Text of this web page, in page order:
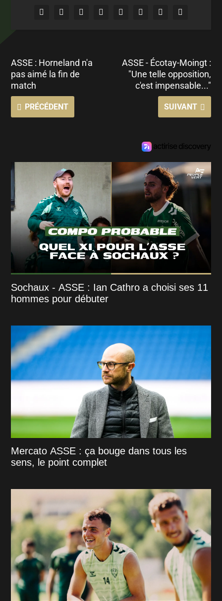
ASSE : Horneland n'a
pas aimé la fin de
match
PRÉCÉDENT
ASSE - Écotay-Moingt :
"Une telle opposition,
c'est impensable..."
SUIVANT
Sochaux - ASSE : Ian Cathro a choisi ses 11
hommes pour débuter
Mercato ASSE : ça bouge dans tous les
sens, le point complet